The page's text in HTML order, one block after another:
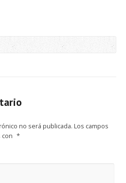
no será publicada. Los campos
con *